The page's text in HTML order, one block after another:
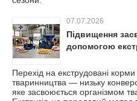
07.07.2026
Підвищення
допомогою
Перехід на екструдовані
тваринництва — низьку
яке засвоюється організмом